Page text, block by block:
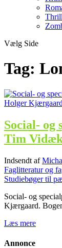
Vælg Side
Tag:
Social- og
Tim
Indsendt af
Faglitteratur og
Studiebøger til
Social- og
Kjærgaard.
Læs mere
Annonce